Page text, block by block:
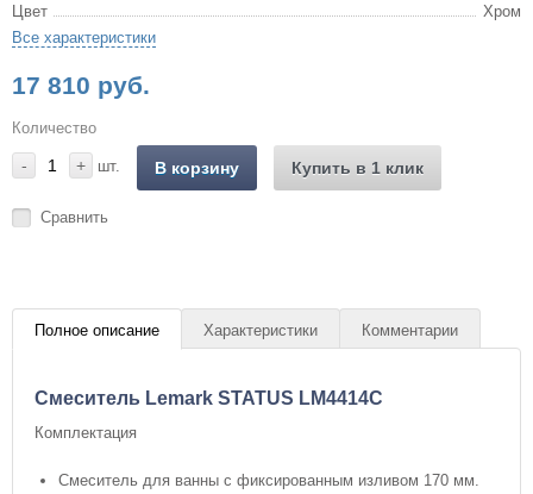
Цвет
Хром
Все характеристики
17 810 руб.
Количество
- + шт. В корзину Купить в 1 клик
Сравнить
Полное описание Характеристики Комментарии
Cмеситель Lemark STATUS LM4414C
Комплектация
Смеситель для ванны с фиксированным изливом 170 мм.